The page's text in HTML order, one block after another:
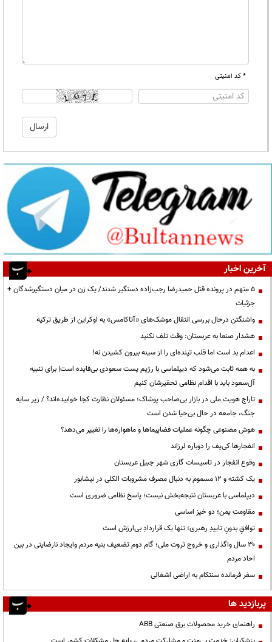
* کد امنیتی
آخرین اخبار
۵ متهم در پرونده قتل حمیدرضا رجب‌زاده دستگیر شدند/ یک زن در میان دستگیرشدگان +
جزئیات
واشنگتن درحال بررسی انتقال موشک‌های «آتاکامس» به اوکراین از طریق ترکیه
هشدار صنعا به عربستان: وقت تلف نکنید
اعدام بد است اما قلب تپنده‌ای را از سینه بیرون کشیدن نه!
به همه ثابت می‌شود که دیپلماسی با رژیم پست سعودی بی‌فایده است| برای تنبیه
آل‌سعود باید با اقدام نظامی تحقیرشان کنیم
تاراج هویت ملی در بازار بی‌صاحب پوشاک؛ مسئولان نظارت کجا خوابیده‌اند؟ / زیر سایه
جنگ، جامعه در حال بی‌حیا شدن است
هوش مصنوعی چگونه عملیات فضاپیماها و ماهواره‌ها را تغییر می‌دهد؟
انفجارها کی‌یف را دوباره لرزاند
وقوع انفجار در تاسیسات گازی شهر جبیل عربستان
یک کشته و ۱۲ مسموم به دنبال مصرف مشروبات الکلی در نیشابور
دیپلماسی با عربستان نتیجه‌بخش نیست؛ پاسخ نظامی ضروری است
مقاومت یمن؛ دو خیز اساسی
توافقِ بدونِ تاییدِ رهبری؛ تنها یک قراردادِ بی‌ارزش است
۳۰ سال واگذاری و خروج ثروت ملی؛ گام دوم تضعیف بنیه مردم وایجاد نارضایتی در بین
احاد مردم
سفر فرمانده سنتکام به اراضی اشغالی
پربازدید ها
راهنمای خرید محصولات برق صنعتی ABB